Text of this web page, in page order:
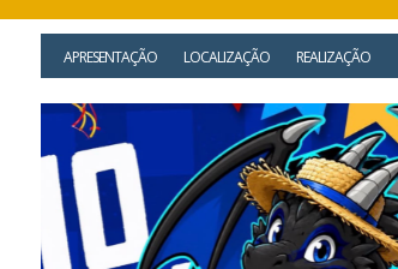
APRESENTAÇÃO LOCALIZAÇÃO REALIZAÇÃO